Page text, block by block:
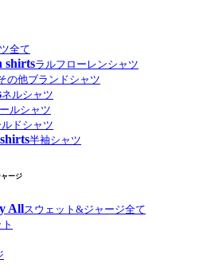
全て
shirtsラルフローレンシャツ
の他ブランドシャツ
ネルシャツ
ルシャツ
ドシャツ
半袖シャツ
ージ
Allスウェット&ジャージ全て